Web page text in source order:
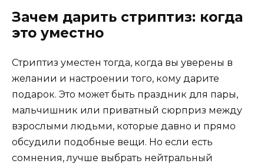
Зачем дарить стриптиз: когда
это уместно
Стриптиз уместен тогда, когда вы уверены в
желании и настроении того, кому дарите
подарок. Это может быть праздник для пары,
мальчишник или приватный сюрприз между
взрослыми людьми, которые давно и прямо
обсудили подобные вещи. Но если есть
сомнения, лучше выбрать нейтральный